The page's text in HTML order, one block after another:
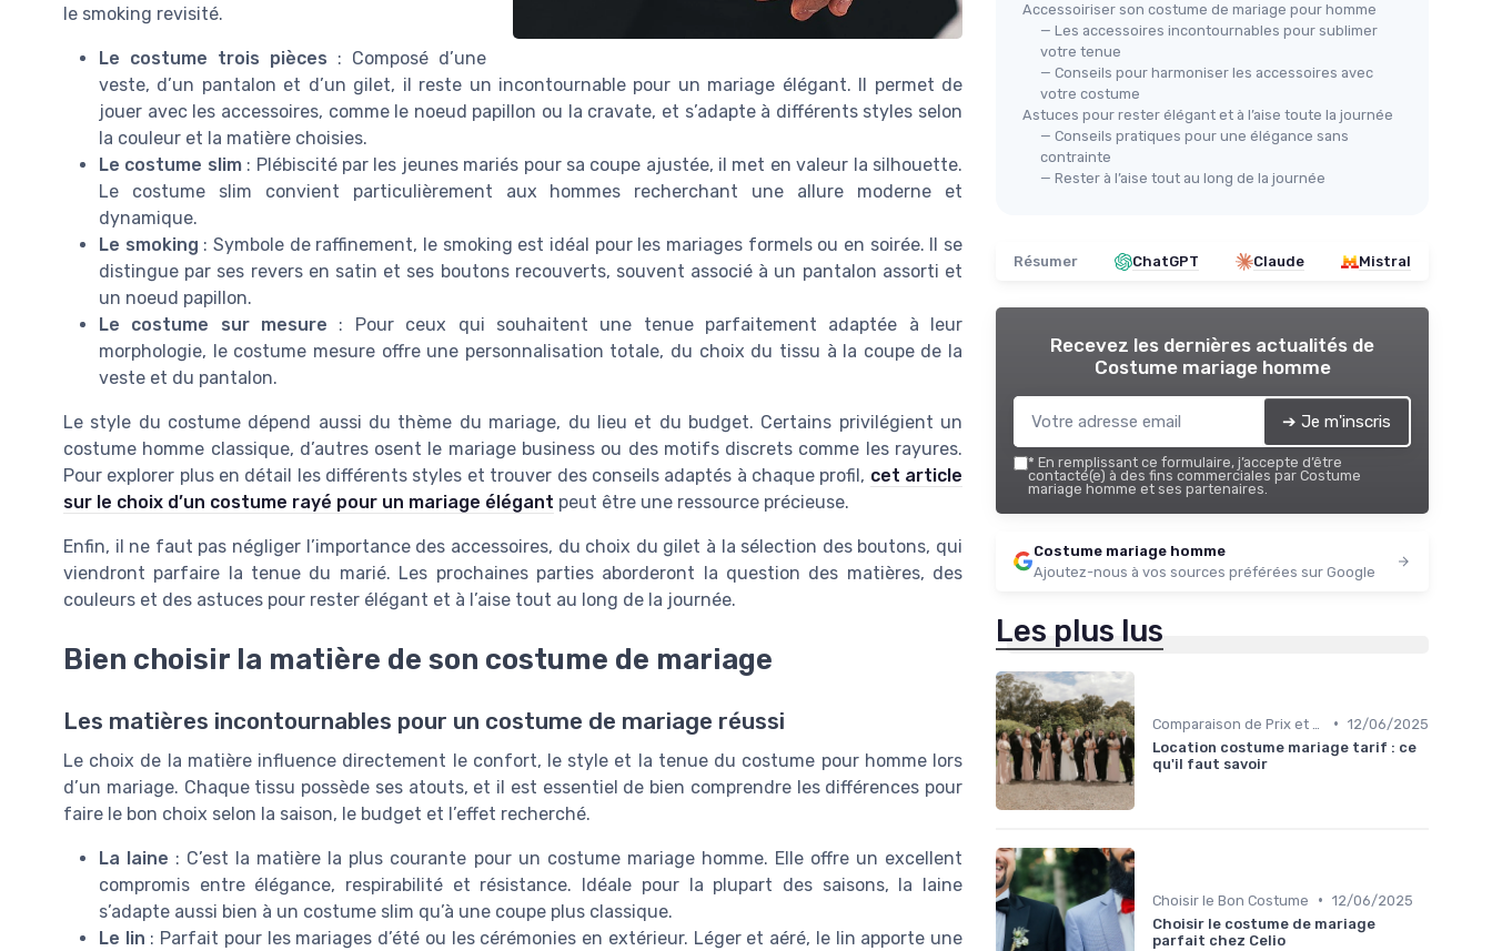
le smoking revisité.
Le costume trois pièces : Composé d’une
veste, d’un pantalon et d’un gilet, il reste un incontournable pour un mariage élégant. Il permet de
jouer avec les accessoires, comme le noeud papillon ou la cravate, et s’adapte à différents styles selon
la couleur et la matière choisies.
Le costume slim: Plébiscité par les jeunes mariés pour sa coupe ajustée, il met en valeur la silhouette.
Le costume slim convient particulièrement aux hommes recherchant une allure moderne et
dynamique.
Le smoking : Symbole de raffinement, le smoking est idéal pour les mariages formels ou en soirée. Il se
distingue par ses revers en satin et ses boutons recouverts, souvent associé à un pantalon assorti et
un noeud papillon.
Le costume sur mesure : Pour ceux qui souhaitent une tenue parfaitement adaptée à leur
morphologie, le costume mesure offre une personnalisation totale, du choix du tissu à la coupe de la
veste et du pantalon.
Le style du costume dépend aussi du thème du mariage, du lieu et du budget. Certains privilégient un
costume homme classique, d’autres osent le mariage business ou des motifs discrets comme les rayures.
Pour explorer plus en détail les différents styles et trouver des conseils adaptés à chaque profil, cet article
sur le choix d’un costume rayé pour un mariage élégant peut être une ressource précieuse.
Enfin, il ne faut pas négliger l’importance des accessoires, du choix du gilet à la sélection des boutons, qui
viendront parfaire la tenue du marié. Les prochaines parties aborderont la question des matières, des
couleurs et des astuces pour rester élégant et à l’aise tout au long de la journée.
Bien choisir la matière de son costume de mariage
Les matières incontournables pour un costume de mariage réussi
Le choix de la matière influence directement le confort, le style et la tenue du costume pour homme lors
d’un mariage. Chaque tissu possède ses atouts, et il est essentiel de bien comprendre les différences pour
faire le bon choix selon la saison, le budget et l’effet recherché.
La laine : C’est la matière la plus courante pour un costume mariage homme. Elle offre un excellent
compromis entre élégance, respirabilité et résistance. Idéale pour la plupart des saisons, la laine
s’adapte aussi bien à un costume slim qu’à une coupe plus classique.
Le lin : Parfait pour les mariages d’été ou les cérémonies en extérieur. Léger et aéré, le lin apporte une
Accessoiriser son costume de mariage pour homme
— Les accessoires incontournables pour sublimer
votre tenue
— Conseils pour harmoniser les accessoires avec
votre costume
Astuces pour rester élégant et à l’aise toute la journée
— Conseils pratiques pour une élégance sans
contrainte
— Rester à l’aise tout au long de la journée
Résumer ChatGPT Claude Mistral
Recevez les dernières actualités de
Costume mariage homme
➔ Je m'inscris
* En remplissant ce formulaire, j’accepte d’être
contacté(e) à des fins commerciales par Costume
mariage homme et ses partenaires.
Costume mariage homme
Ajoutez-nous à vos sources préférées sur Google
Les plus lus
• 12/06/2025
Location costume mariage tarif : ce
qu'il faut savoir
Choisir le Bon Costume • 12/06/2025
Choisir le costume de mariage
parfait chez Celio